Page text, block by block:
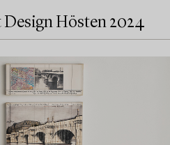
Hösten 2024